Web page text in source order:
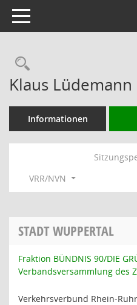
Toggle navigation
Klaus Lüdemann
Informationen
VRR/NVN
STADT WUPPERTAL
Fraktion BÜNDNIS 90/DIE
Verbandsversammlung des
Verkehrsverbund Rhein-Ruhr